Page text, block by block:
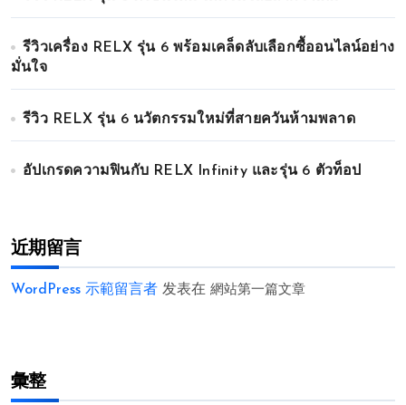
รีวิวเครื่อง RELX รุ่น 6 พร้อมเคล็ดลับเลือกซื้ออนไลน์อย่าง
มั่นใจ
รีวิว RELX รุ่น 6 นวัตกรรมใหม่ที่สายควันห้ามพลาด
อัปเกรดความฟินกับ RELX Infinity และรุ่น 6 ตัวท็อป
近期留言
WordPress 示範留言者 发表在 網站第一篇文章
彙整